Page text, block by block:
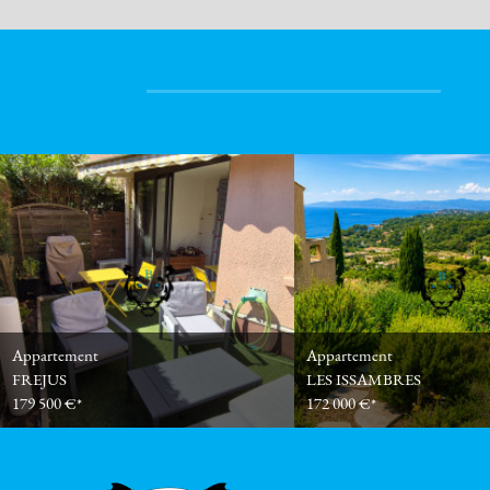
Appartement
FREJUS
179 500 €*
Appartement
LES ISSAMBRES
172 000 €*